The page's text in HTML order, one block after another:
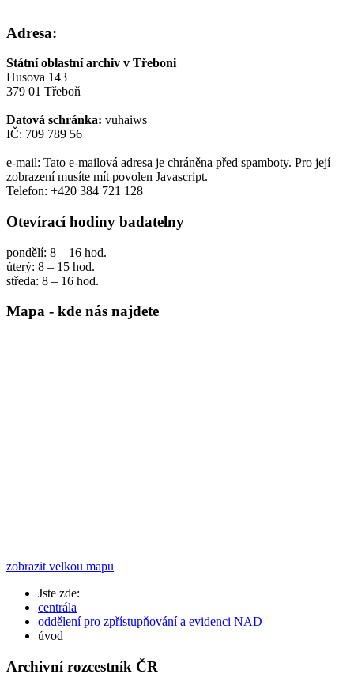
Adresa:
Státní oblastní archiv v Třeboni
Husova 143
379 01 Třeboň
Datová schránka: vuhaiws
IČ: 709 789 56
e-mail: Tato e-mailová adresa je chráněna před spamboty. Pro její
zobrazení musíte mít povolen Javascript.
Telefon: +420 384 721 128
Otevírací hodiny badatelny
pondělí: 8 – 16 hod.
úterý: 8 – 15 hod.
středa: 8 – 16 hod.
Mapa - kde nás najdete
zobrazit velkou mapu
Jste zde:
centrála
oddělení pro zpřístupňování a evidenci NAD
úvod
Archivní rozcestník ČR